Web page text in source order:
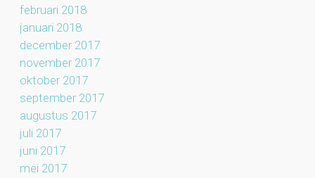
februari 2018
januari 2018
december 2017
november 2017
oktober 2017
september 2017
augustus 2017
juli 2017
juni 2017
mei 2017